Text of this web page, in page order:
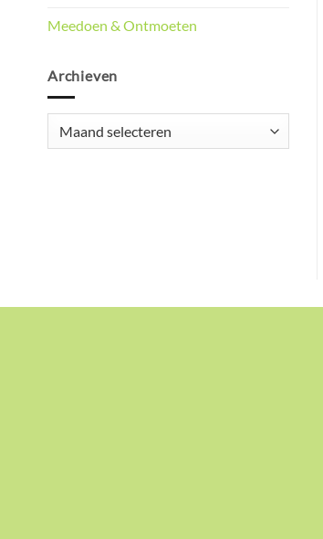
Meedoen & Ontmoeten
Archieven